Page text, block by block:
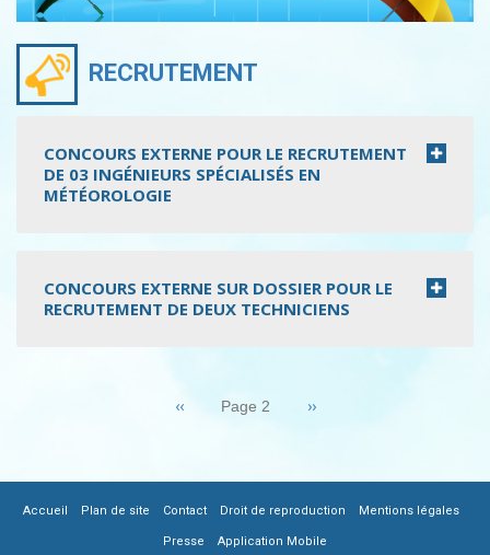
RECRUTEMENT
CONCOURS EXTERNE POUR LE RECRUTEMENT
DE 03 INGÉNIEURS SPÉCIALISÉS EN
MÉTÉOROLOGIE
CONCOURS EXTERNE SUR DOSSIER POUR LE
RECRUTEMENT DE DEUX TECHNICIENS
Page
précédente
‹‹ Page 2 Page
››
FOOTER
Accueil Plan de site Contact| Droit de reproduction Mentions légales|
Presse Application Mobile